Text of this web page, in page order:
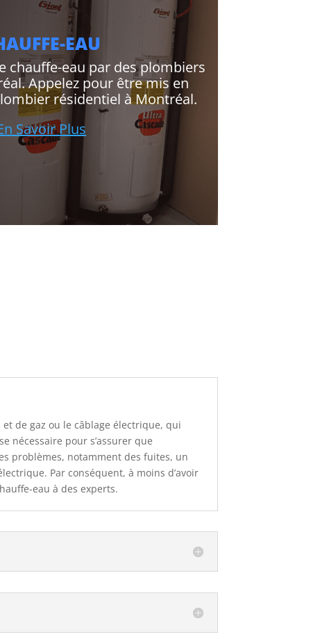
EAU
chauffe-eau par des plombiers
Appelez pour être mis en
résidentiel à Montréal.
Savoir Plus
de gaz ou le câblage électrique, qui
nécessaire pour s’assurer que
problèmes, notamment des fuites, un
Par conséquent, à moins d’avoir
eau à des experts.